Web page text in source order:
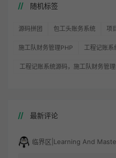
随机标签
源码拼团 包工头账务系统 项
施工队财务管理PHP 工程记账系
工程记账系统源码，施工队财务管
最新评论
临界区|Learning And